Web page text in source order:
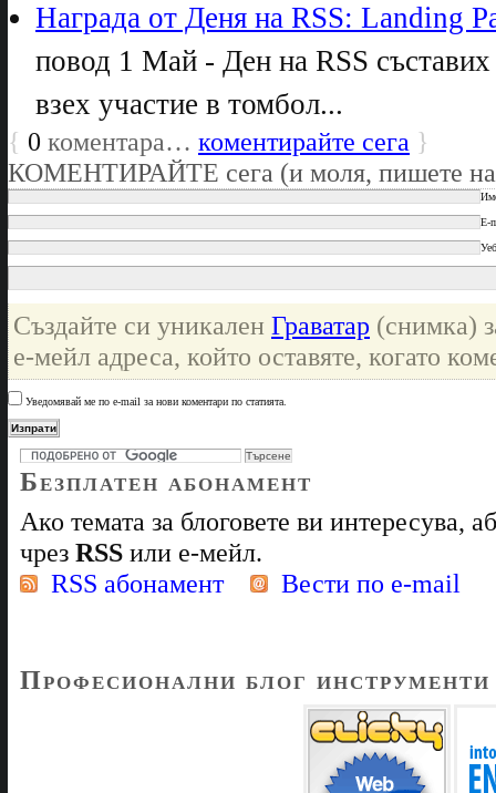
Награда от Деня на RSS: Landing
повод 1 Май - Ден на RSS
взех участие в томбол...
{ 0 коментара… коментирайте сега }
КОМЕНТИРАЙТЕ сега (и моля, пишете на
E-
Създайте си уникален Граватар (снимка)
е-мейл адреса, който оставяте, когато
Уведомявай ме по e-mail за нови коментари по статията.
Безплатен абонамент
Ако темата за блоговете ви интересува,
чрез RSS или е-мейл.
RSS абонамент
Вести по e-mail
Професионални блог инструменти